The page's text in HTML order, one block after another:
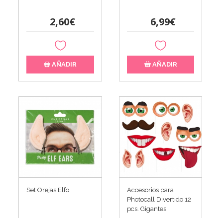
2,60€
AÑADIR
6,99€
AÑADIR
Set Orejas Elfo
Accesorios para
Photocall Divertido 12
pcs. Gigantes